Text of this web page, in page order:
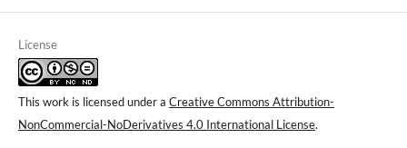
License
This work is licensed under a Creative Commons Attribution-
NonCommercial-NoDerivatives 4.0 International License.